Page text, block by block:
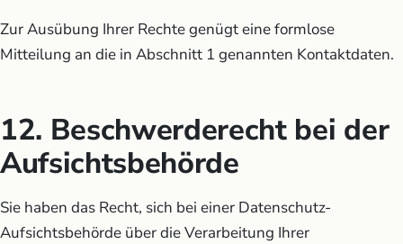
Zur Ausübung Ihrer Rechte genügt eine formlose
Mitteilung an die in Abschnitt 1 genannten Kontaktdaten.
12. Beschwerderecht bei der
Aufsichtsbehörde
Sie haben das Recht, sich bei einer Datenschutz-
Aufsichtsbehörde über die Verarbeitung Ihrer